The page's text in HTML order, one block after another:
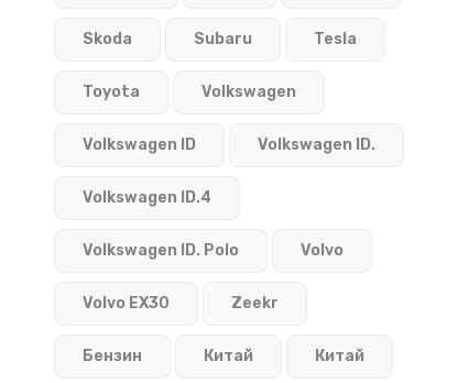
Skoda Subaru Tesla
Toyota Volkswagen
Volkswagen ID Volkswagen ID.
Volkswagen ID.4
Volkswagen ID. Polo Volvo
Volvo EX30 Zeekr
Бензин Китай Китай